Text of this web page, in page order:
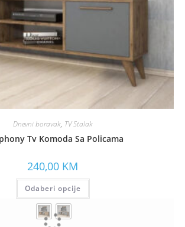
Dnevni boravak, TV Stalak
Tv Komoda Sa Policama
240,00 KM
Odaberi opcije